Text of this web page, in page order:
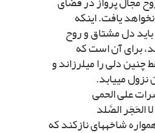
یافت. اینکه
دل مشتاق و روح
براى آن است که
دلى را مى‏لرزاند و
مى‏یابد.
على الحمى‏
الحَجَر الصَّلد
شاخه‏هاى نازکند که